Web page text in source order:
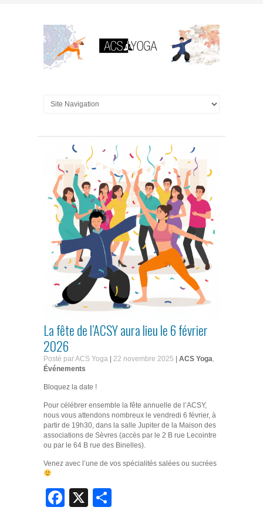
La fête de l’ACSY aura lieu le 6 février
2026
Posté par ACS Yoga | 22 novembre 2025 | ACS Yoga
Événements
Bloquez la date !
Pour célébrer ensemble la fête annuelle de l’ACSY,
nous vous attendons nombreux le vendredi 6 février, à
partir de 19h30, dans la salle Jupiter de la Maison des
associations de Sèvres (accès par le 2 B rue Lecointre
ou par le 64 B rue des Binelles).
Venez avec l’une de vos spécialités salées ou sucrées
Facebook
X